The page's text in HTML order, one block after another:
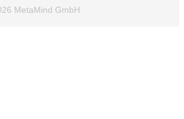
MetaMind GmbH